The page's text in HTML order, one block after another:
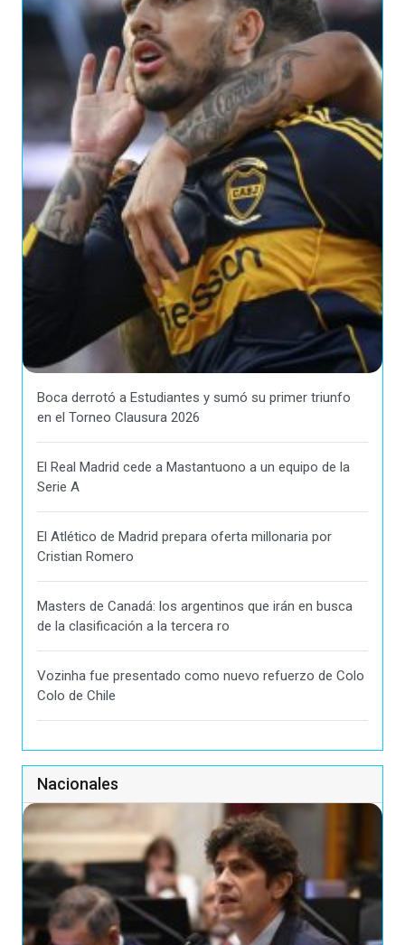
Boca derrotó a Estudiantes y sumó su primer triunfo
en el Torneo Clausura 2026
El Real Madrid cede a Mastantuono a un equipo de la
Serie A
El Atlético de Madrid prepara oferta millonaria por
Cristian Romero
Masters de Canadá: los argentinos que irán en busca
de la clasificación a la tercera ro
Vozinha fue presentado como nuevo refuerzo de Colo
Colo de Chile
Nacionales